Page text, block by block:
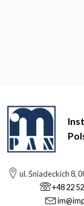
ul. Śniadeckich 8,
+48 22